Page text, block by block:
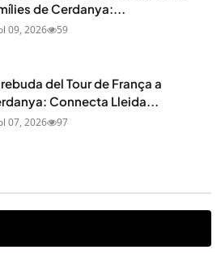
de Cerdanya:...
09, 2026 59
rebuda del Tour de França a
Connecta Lleida...
07, 2026 97